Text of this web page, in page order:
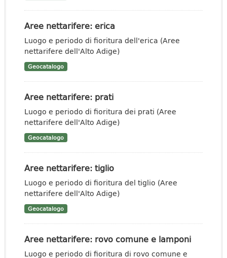
Aree nettarifere: erica
Luogo e periodo di fioritura dell'erica (Aree
nettarifere dell'Alto Adige)
Geocatalogo
Aree nettarifere: prati
Luogo e periodo di fioritura dei prati (Aree
nettarifere dell'Alto Adige)
Geocatalogo
Aree nettarifere: tiglio
Luogo e periodo di fioritura del tiglio (Aree
nettarifere dell'Alto Adige)
Geocatalogo
Aree nettarifere: rovo comune e lamponi
Luogo e periodo di fioritura di rovo comune e